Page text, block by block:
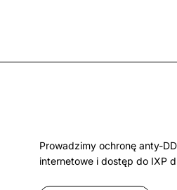
Prowadzimy ochronę anty-
internetowe i dostęp do IXP